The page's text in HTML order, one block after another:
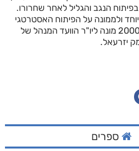
הנגב והגליל לאחר שחרורו.
ולממונה על הפיתוח האסטרטגי
של הפריפריה. בשנת 2000 מונה ליו"ר הוועד המנהל של
יזרעאל.
ספרים